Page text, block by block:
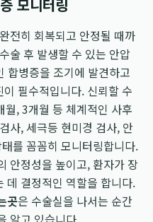
모니터링
전히 회복되고 안정될 때까
술 후 발생할 수 있는 안압
합병증을 조기에 발견하고
필수적입니다. 신뢰할 수
, 3개월 등 체계적인 사후
사, 세극등 현미경 검사, 안
를 꼼꼼히 모니터링합니다.
안정성을 높이고, 환자가 장
데 결정적인 역할을 합니다.
곳은 수술실을 나서는 순간